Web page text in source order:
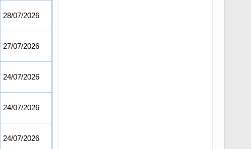
28/07/2026
27/07/2026
24/07/2026
24/07/2026
24/07/2026